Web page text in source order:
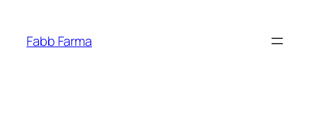
Fabb Farma